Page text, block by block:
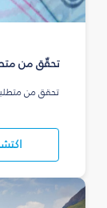
تحقّق من
تحقق من